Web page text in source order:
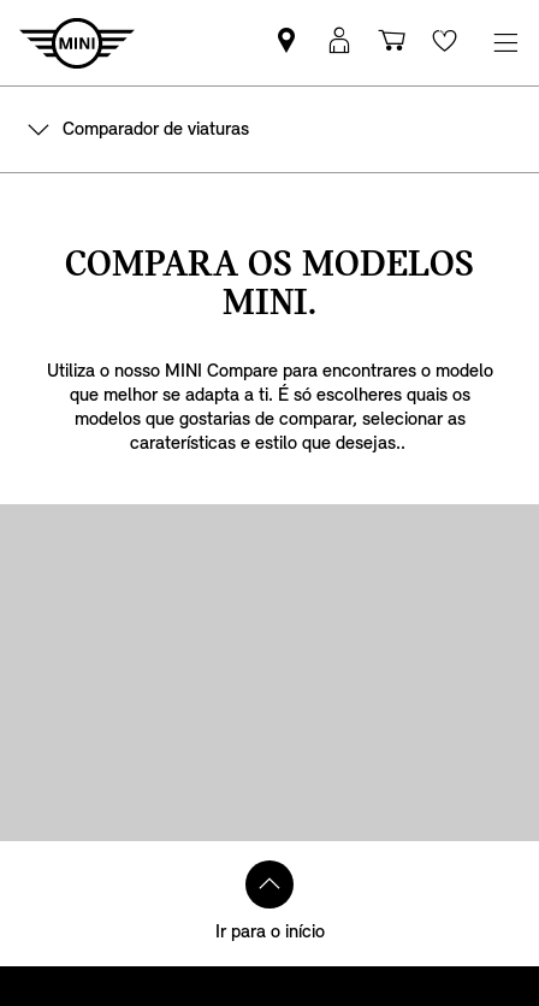
Pesquisar
parceiro
Iniciar
sessão
Carrinho
de
Wishlist
Comparador de viaturas
COMPARA OS MODELOS
MINI.
Utiliza o nosso MINI Compare para encontrares o modelo
que melhor se adapta a ti. É só escolheres quais os
modelos que gostarias de comparar, selecionar as
caraterísticas e estilo que desejas..
Ir para o início